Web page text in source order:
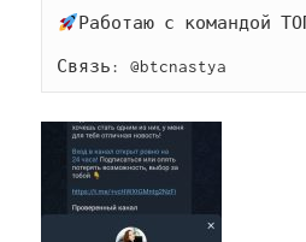
Работаю с командой
Связь: @btcnastya